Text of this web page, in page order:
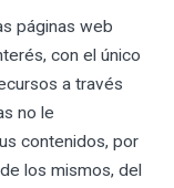
páginas web
con el único
a través
no le
contenidos, por
los mismos, del